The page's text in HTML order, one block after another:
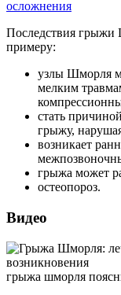
осложнения
Последствия грыжи
примеру:
узлы Шморля
мелким
стать
грыжу,
возникает
грыжа может
остеопороз.
Видео
грыжа шморля